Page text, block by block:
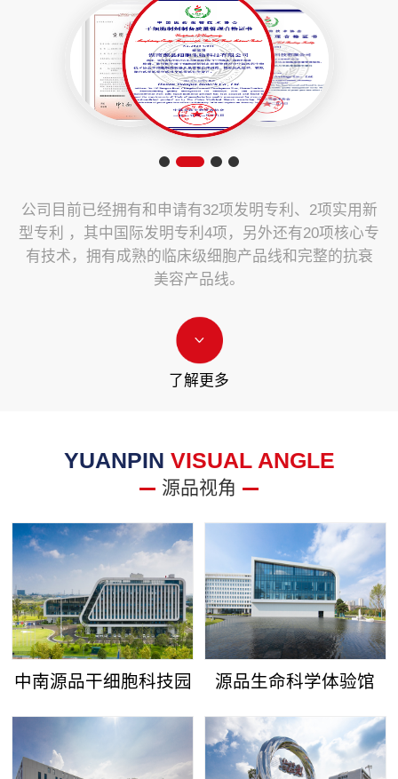
公司目前已经拥有和申请有32项发明专利、2项实用新
型专利 ，其中国际发明专利4项，另外还有20项核心专
有技术，拥有成熟的临床级细胞产品线和完整的抗衰
美容产品线。
了解更多
YUANPIN VISUAL ANGLE
源品视角
中南源品干细胞科技园 源品生命科学体验馆